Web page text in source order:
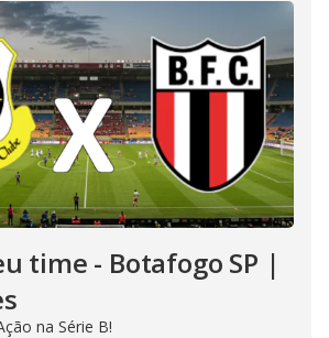
time - Botafogo SP |
na Série B!